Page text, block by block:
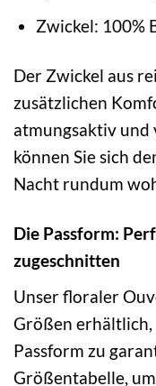
Zwickel: 100%
Der Zwickel aus
zusätzlichen
atmungsaktiv
können Sie sich
Nacht rundum
Die Passform:
zugeschnitten
Unser floraler
Größen erhältlich,
Passform zu
Größentabelle,